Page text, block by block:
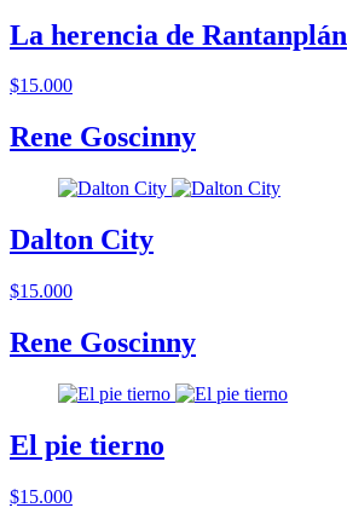
La herencia de Rantanplán
$15.000
Rene Goscinny
Dalton City
$15.000
Rene Goscinny
El pie tierno
$15.000